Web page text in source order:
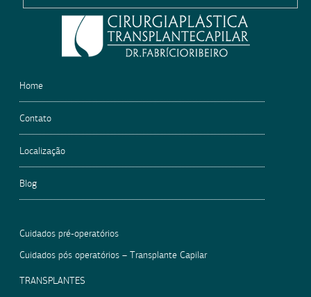
Home
Contato
Localização
Blog
Cuidados pré-operatórios
Cuidados pós operatórios – Transplante Capilar
TRANSPLANTES